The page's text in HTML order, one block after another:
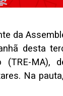
da
desta
(TRE-MA),
Na